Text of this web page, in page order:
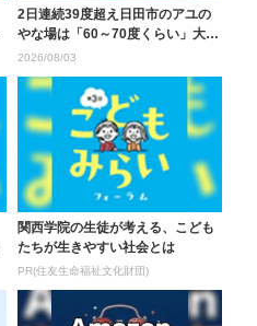
2日連続39度超え日田市のアユの
やな場は「60～70度くらい」大分
市のレジャープ...
2026/08/03
関西学院の生徒が考える、こども
たちが生きやすい社会とは
PR(住友生命福祉文化財団)